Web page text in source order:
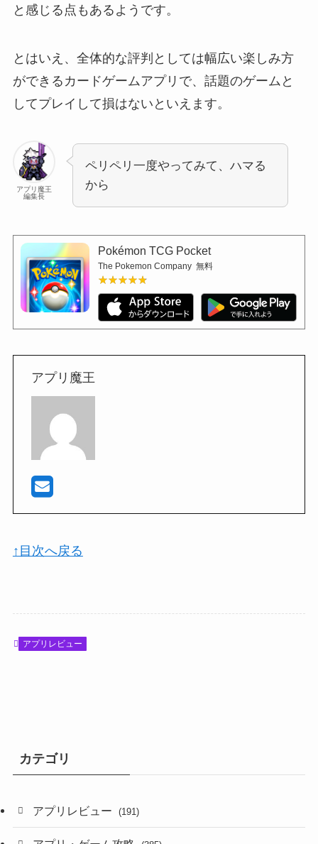
と感じる点もあるようです。
とはいえ、全体的な評判としては幅広い楽しみ方
ができるカードゲームアプリで、話題のゲームと
してプレイして損はないといえます。
アプリ魔王
編集長
ペリペリ一度やってみて、ハマる
から
Pokémon TCG Pocket
The Pokemon Company 無料
★★★★★
★★★★★
アプリ魔王
↑目次へ戻る
アプリレビュー
カテゴリ
アプリレビュー (191)